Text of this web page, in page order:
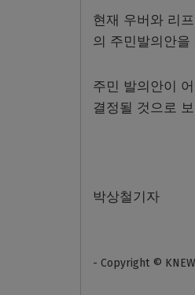
현재 우버와 리
의 주민발의안
주민 발의안이
결정될 것으로
박상철기자
- Copyright ©